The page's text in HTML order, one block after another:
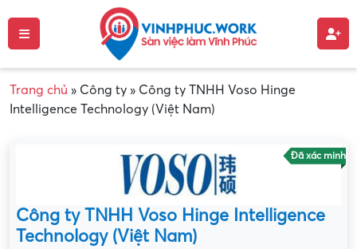
Trang chủ » Công ty » Công ty TNHH Voso Hinge
Intelligence Technology (Việt Nam)
Đã xác minh
Công ty TNHH Voso Hinge Intelligence
Technology (Việt Nam)